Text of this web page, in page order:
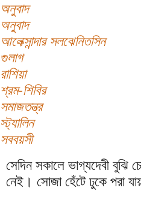
অনুবাদ
অনুবাদ
আলেক্সান্দার সলঝেনিতসিন
গুলাগ
রাশিয়া
শ্রম-শিবির
সমাজতন্ত্র
স্ট্যালিন
সববয়সী
সেদিন সকালে ভাগ্যদেবী বুঝি
নেই। সোজা হেঁটে ঢুকে পরা